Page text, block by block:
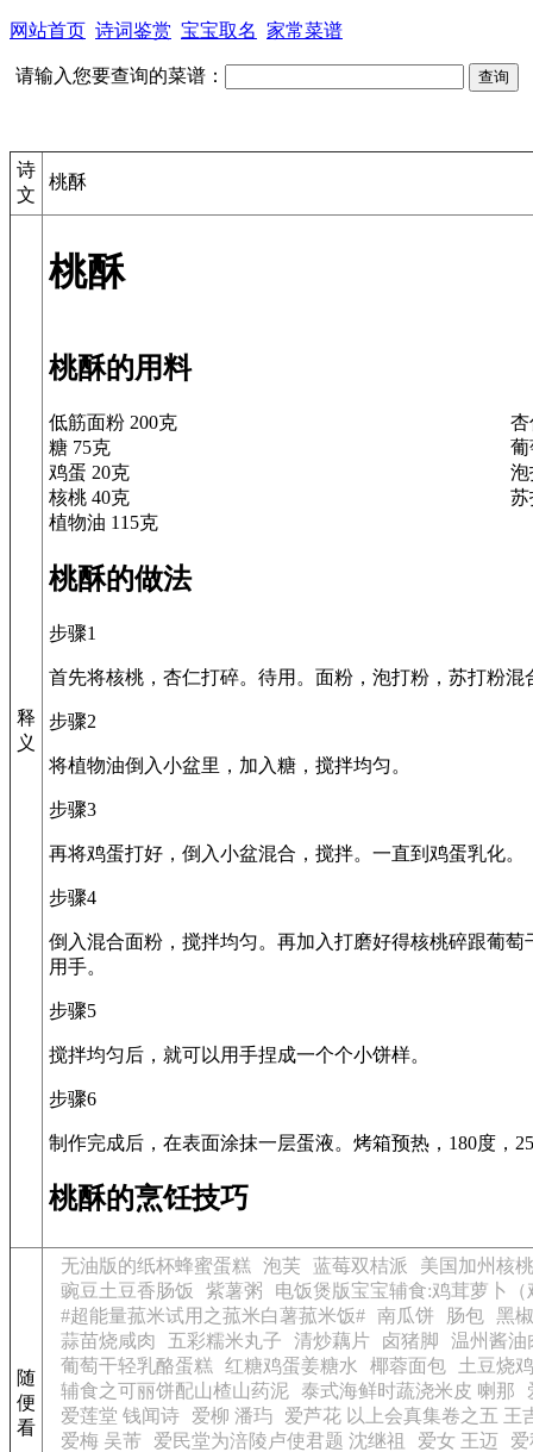
网站首页 诗词鉴赏 宝宝取名 家常菜谱
请输入您要查询的菜谱：
诗
文
桃酥
释
义
桃酥
桃酥的用料
低筋面粉 200克
杏
糖 75克
葡
鸡蛋 20克
泡
核桃 40克
苏
植物油 115克
桃酥的做法
步骤1
首先将核桃，杏仁打碎。待用。面粉，泡打粉，苏打粉混
步骤2
将植物油倒入小盆里，加入糖，搅拌均匀。
步骤3
再将鸡蛋打好，倒入小盆混合，搅拌。一直到鸡蛋乳化。
步骤4
倒入混合面粉，搅拌均匀。再加入打磨好得核桃碎跟葡
用手。
步骤5
搅拌均匀后，就可以用手捏成一个个小饼样。
步骤6
制作完成后，在表面涂抹一层蛋液。烤箱预热，180度，
桃酥的烹饪技巧
随
便
看
无油版的纸杯蜂蜜蛋糕 泡芙 蓝莓双桔派
美国加州核
豌豆土豆香肠饭
紫薯粥
电饭煲版宝宝辅食:鸡茸萝卜
#超能量菰米试用之菰米白薯菰米饭# 南瓜饼 肠包 黑
蒜苗烧咸肉
五彩糯米丸子 清炒藕片 卤猪脚
温州酱油
葡萄干轻乳酪蛋糕
红糖鸡蛋姜糖水 椰蓉面包
土豆烧
辅食之可丽饼配山楂山药泥 泰式海鲜时蔬浇米皮 喇那
爱莲堂 钱闻诗
爱柳 潘玙
爱芦花 以上会真集卷之五 王
爱梅 吴芾
爱民堂为涪陵卢使君题 沈继祖 爱女 王迈